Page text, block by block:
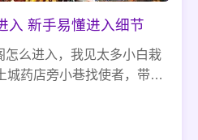
入 新手易懂进入细节
怎么进入，我见太多小白栽
城药店旁小巷找使者，带
混，晚上人多别去，卡得慌